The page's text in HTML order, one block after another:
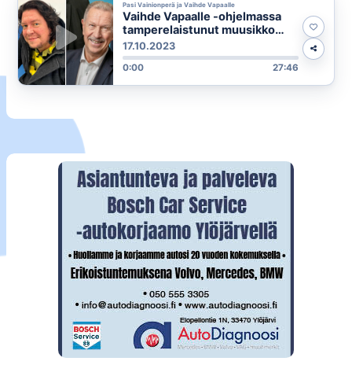
Pasi Vainionperä ja Vaihde Vapaalle
Vaihde Vapaalle -ohjelmassa
tamperelaistunut muusikko
Jani Wickholm ja Souvareiden
45-vuotisjuhlia viettävä Lasse
Hoikka
17.10.2023
0:00 27:46